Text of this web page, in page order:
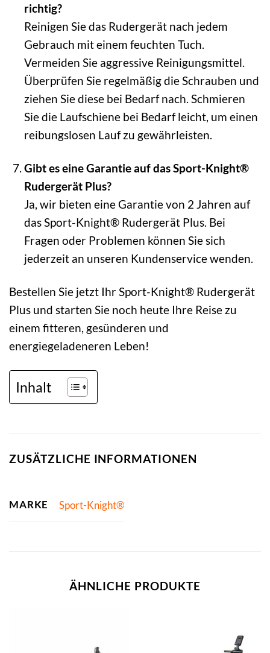
richtig?
Reinigen Sie das Rudergerät nach jedem
Gebrauch mit einem feuchten Tuch.
Vermeiden Sie aggressive Reinigungsmittel.
Überprüfen Sie regelmäßig die Schrauben und
ziehen Sie diese bei Bedarf nach. Schmieren
Sie die Laufschiene bei Bedarf leicht, um einen
reibungslosen Lauf zu gewährleisten.
Gibt es eine Garantie auf das Sport-Knight®
Rudergerät Plus?
Ja, wir bieten eine Garantie von 2 Jahren auf
das Sport-Knight® Rudergerät Plus. Bei
Fragen oder Problemen können Sie sich
jederzeit an unseren Kundenservice wenden.
Bestellen Sie jetzt Ihr Sport-Knight® Rudergerät
Plus und starten Sie noch heute Ihre Reise zu
einem fitteren, gesünderen und
energiegeladeneren Leben!
Inhalt
ZUSÄTZLICHE INFORMATIONEN
MARKE Sport-Knight®
ÄHNLICHE PRODUKTE